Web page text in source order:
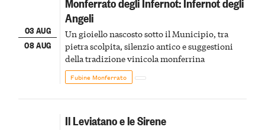
03 AUG
08 AUG
Angeli
Un gioiello nascosto sotto il Municipio, tra
pietra scolpita, silenzio antico e suggestioni
della tradizione vinicola monferrina
Fubine Monferrato
Il Leviatano e le Sirene